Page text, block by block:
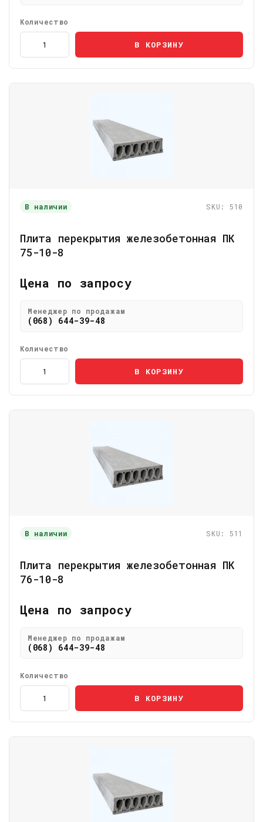
Количество
В КОРЗИНУ
В наличии SKU: 510
Плита перекрытия железобетонная ПК
75-10-8
Цена по запросу
Менеджер по продажам
(068) 644-39-48
Количество
В КОРЗИНУ
В наличии SKU: 511
Плита перекрытия железобетонная ПК
76-10-8
Цена по запросу
Менеджер по продажам
(068) 644-39-48
Количество
В КОРЗИНУ